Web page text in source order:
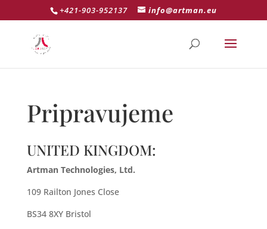
+421-903-952137 info@artman.eu
Pripravujeme
UNITED KINGDOM:
Artman Technologies, Ltd.
109 Railton Jones Close
BS34 8XY Bristol